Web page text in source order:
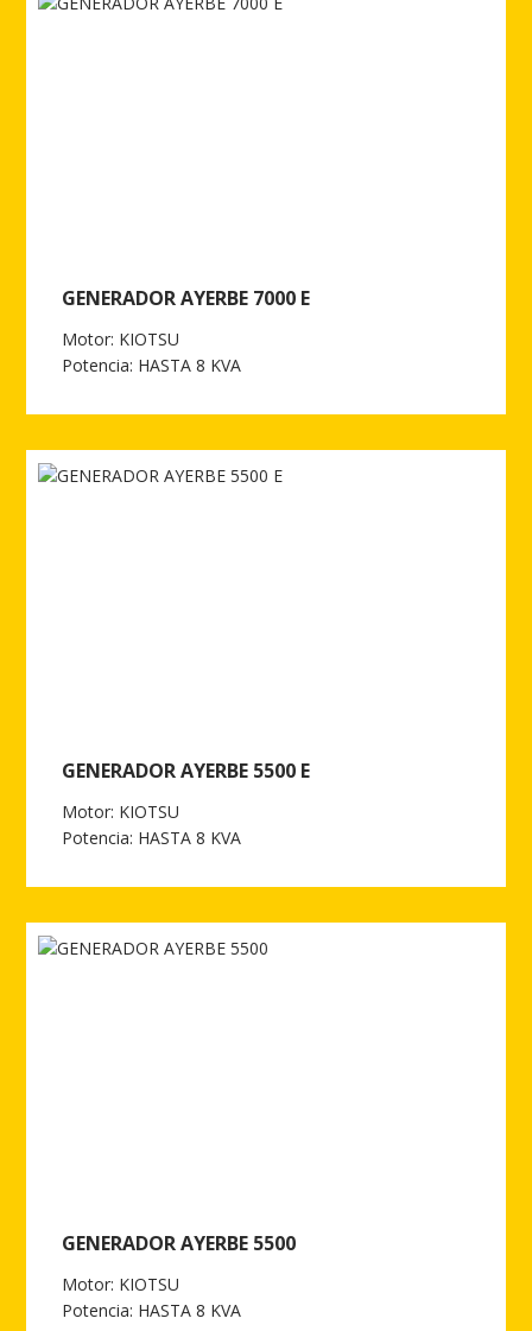
GENERADOR AYERBE 7000 E
Motor: KIOTSU
Potencia: HASTA 8 KVA
GENERADOR AYERBE 5500 E
Motor: KIOTSU
Potencia: HASTA 8 KVA
GENERADOR AYERBE 5500
Motor: KIOTSU
Potencia: HASTA 8 KVA